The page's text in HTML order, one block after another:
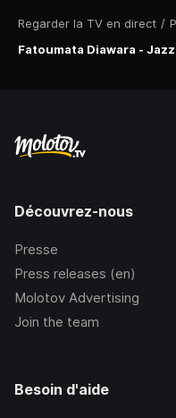
Regarder la TV en direct /
Fatoumata Diawara -
Découvrez-nous
Presse
Press releases (en)
Molotov Advertising
Join the team
Besoin d'aide